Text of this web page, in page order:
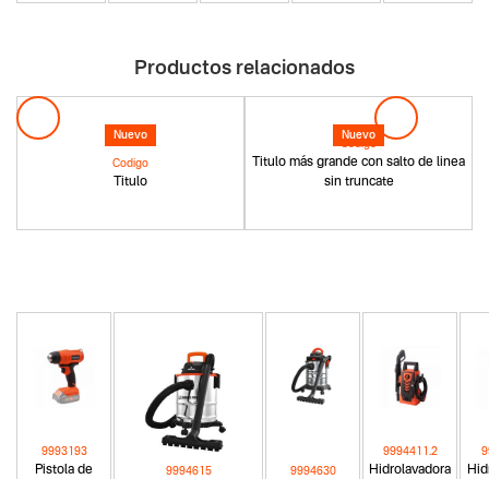
Productos relacionados
Nuevo
Titulo
Codigo
Nuevo
Titulo más grande con salto de linea
sin truncate
Pistola de
9993193
9994615 9994630
Hidrolavadora
9994411.2